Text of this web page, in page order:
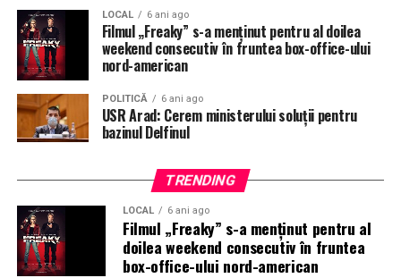
Castelului Peleş din Sinaia. În acelaşi an, soţul său, dr.
Ion Matei, care i-a fost alături 44 de ani, a murit.
Draga Olteanu Matei s-a numărat printre
omagiate cu prilejul Zilei Culturii Naţionale, pe 15
ianuarie 2018, la Ateneul Român, eveniment organizat
Pe 3 mai 2018, actriţa a fost internată în secţia de
Chirurgie a Spitalului Judeţean de Urgenţă Piatra-
Neamţ, unde a fost supusă mai multor investigaţii
medicale.
LOCAL 6 ani ago
Filmul „Freaky” s-a menţinut pentru al doilea
weekend consecutiv în fruntea box-office-ului
nord-american
POLITICĂ 6 ani ago
USR Arad: Cerem ministerului soluții pentru
bazinul Delfinul
TRENDING
LOCAL 6 ani ago
Filmul „Freaky” s-a menţinut pentru al
doilea weekend consecutiv în fruntea
box-office-ului nord-american